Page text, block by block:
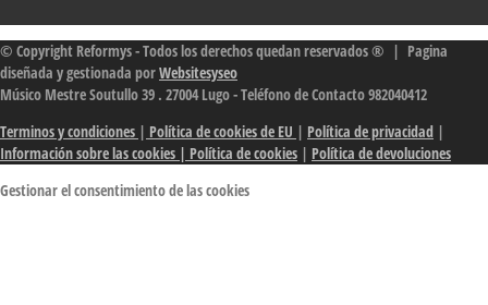
© Copyright Reformys - Todos los derechos quedan reservados ® | Pagina
diseñada y gestionada porWebsitesyseo
Músico Mestre Soutullo 39 . 27004 Lugo - Teléfono de Contacto 982040412
Terminos y condiciones | Política de cookies de EU | Política de privacidad |
Información sobre las cookies | Política de cookies | Política de devoluciones
Gestionar el consentimiento de las cookies